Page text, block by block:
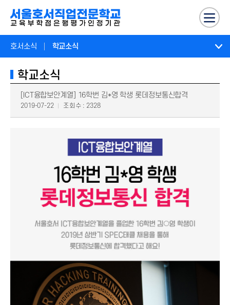
호서소식 학교소식
학교소식
[ICT융합보안계열] 16학번 김*영 학생 롯데정보통신합격
2019-07-22 조회수 : 2328